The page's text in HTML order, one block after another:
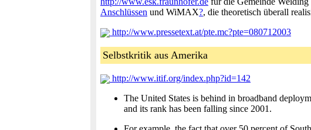
Anschlüssen und WiMAX?, die theoretisch überall
http://www.pressetext.at/pte.mc?pte=080712003
Selbstkritik aus Amerika
http://www.itif.org/index.php?id=142
The United States is behind in broadband
and its rank has been falling since 2001.